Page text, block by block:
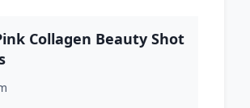
Collagen Beauty Shot